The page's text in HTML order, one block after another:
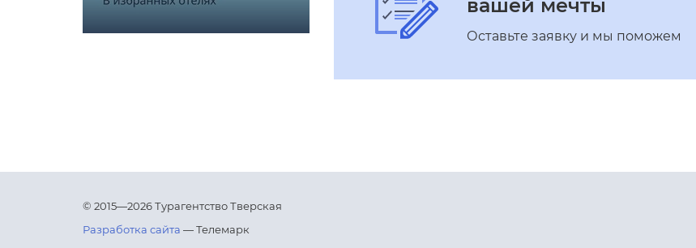
вашей мечты
Оставьте заявку и мы поможем
© 2015—2026 Турагентство Тверская
Разработка сайта — Телемарк